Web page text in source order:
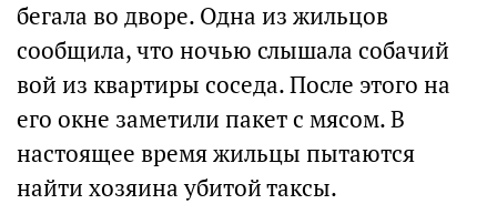
бегала во дворе. Одна из жильцов
сообщила, что ночью слышала собачий
вой из квартиры соседа. После этого на
его окне заметили пакет с мясом. В
настоящее время жильцы пытаются
найти хозяина убитой таксы.